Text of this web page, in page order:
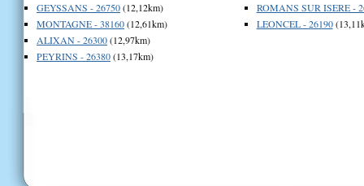
GEYSSANS - 26750(12,12km)
MONTAGNE - 38160(12,61km)
ALIXAN - 26300(12,97km)
PEYRINS - 26380(13,17km)
ROMANS SUR ISERE -
LEONCEL - 26190